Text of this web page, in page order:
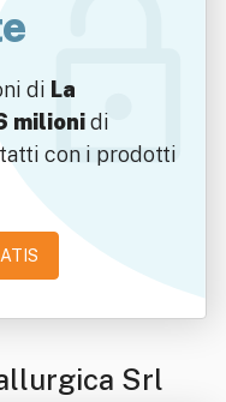
di La
milionidi
con i prodotti
Srl